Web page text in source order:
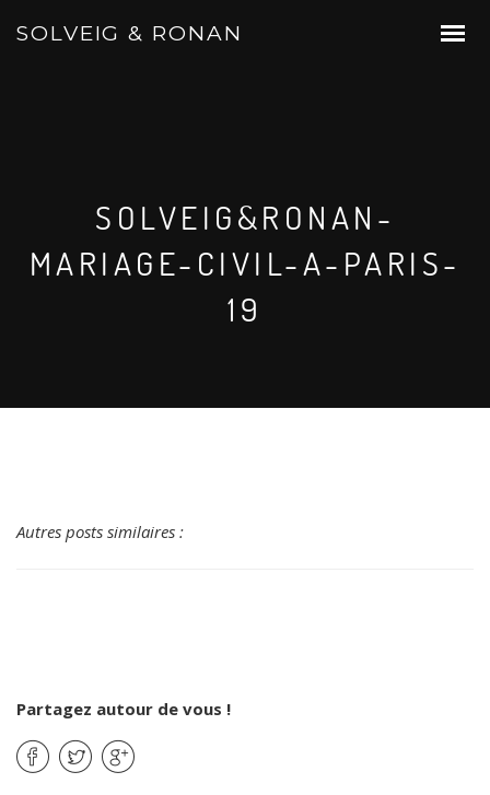
SOLVEIG & RONAN
SOLVEIG&RONAN-
MARIAGE-CIVIL-A-PARIS-
19
Autres posts similaires :
Partagez autour de vous !